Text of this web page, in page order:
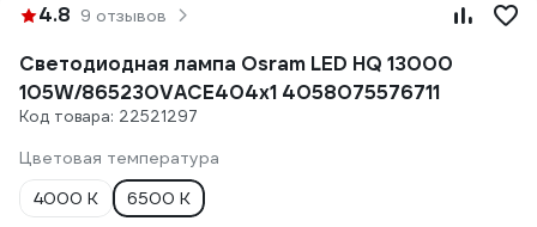
4.8 9 отзывов
Светодиодная лампа Osram LED HQ 13000
105W/865230VACE404x1 4058075576711
Код товара: 22521297
Цветовая температура
4000 К
6500 К